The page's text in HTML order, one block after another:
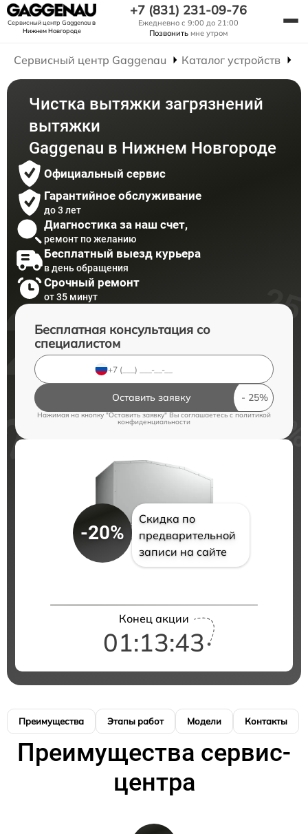
Сервисный центр Gaggenauв
Нижнем Новгороде
+7 (831) 231-09-76
Ежедневно с 9:00 до 21:00
Позвонить мне утром
Сервисный центр Gaggenau Каталог устройств
Чистка вытяжки загрязнений
вытяжки
Gaggenau в Нижнем Новгороде
Официальный сервис
Гарантийное обслуживание
до 3 лет
Диагностика за наш счет,
ремонт по желанию
Бесплатный выезд курьера
в день обращения
Срочный ремонт
от 35 минут
Бесплатная консультация со
специалистом
Оставить заявку
Нажимая на кнопку "Оставить заявку" Вы соглашаетесь cполитикой
конфиденциальности
-20%
Скидка по
предварительной
записи на сайте
Конец акции
01:13:43
Преимущества Этапы работ Модели Контакты
Преимущества сервис-
центра